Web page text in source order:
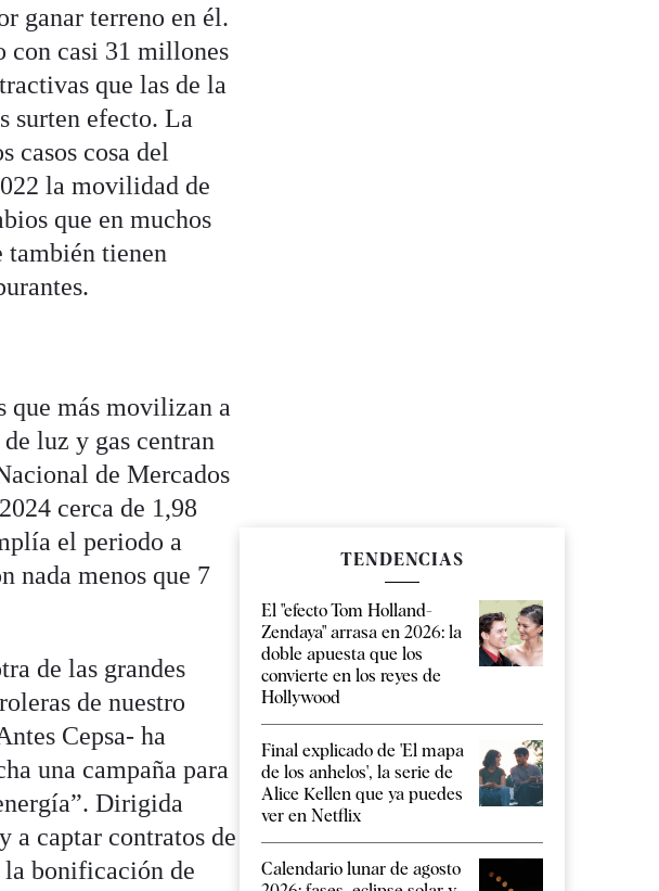
ganar terreno en él.
con casi 31 millones
que las de la
surten efecto. La
casos cosa del
la movilidad de
que en muchos
también tienen
que más movilizan a
luz y gas centran
de Mercados
cerca de 1,98
el periodo a
nada menos que 7
de las grandes
de nuestro
Cepsa- ha
una campaña para
Dirigida
a captar contratos de
bonificación de
TENDENCIAS
El "efecto Tom Holland-
Zendaya" arrasa en 2026: la
doble apuesta que los
convierte en los reyes de
Hollywood
Final explicado de 'El mapa
de los anhelos', la serie de
Alice Kellen que ya puedes
ver en Netflix
Calendario lunar de agosto